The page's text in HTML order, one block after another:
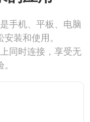
手机、平板、电脑
装和使用。
同时连接，享受无